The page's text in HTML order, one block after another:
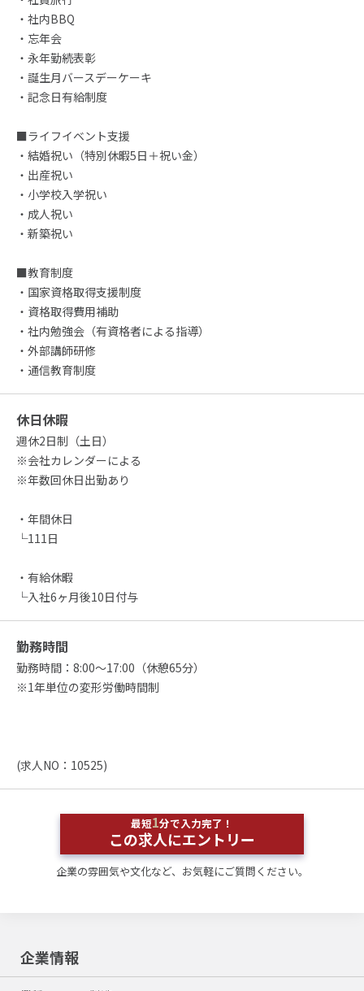
・社内BBQ
・忘年会
・永年勤続表彰
・誕生月バースデーケーキ
・記念日有給制度
■ライフイベント支援
・結婚祝い（特別休暇5日＋祝い金）
・出産祝い
・小学校入学祝い
・成人祝い
・新築祝い
■教育制度
・国家資格取得支援制度
・資格取得費用補助
・社内勉強会（有資格者による指導）
・外部講師研修
・通信教育制度
休日休暇
週休2日制（土日）
※会社カレンダーによる
※年数回休日出勤あり
・年間休日
└111日
・有給休暇
└入社6ヶ月後10日付与
勤務時間
勤務時間：8:00～17:00（休憩65分）
※1年単位の変形労働時間制
(求人NO：10525)
最短1分で入力完了！
この求人にエントリー
企業の雰囲気や文化など、お気軽にご質問ください。
企業情報